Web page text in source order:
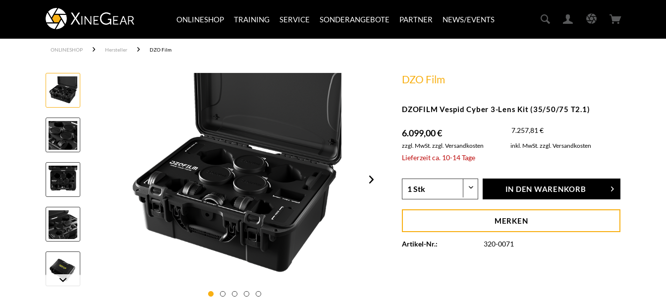
ONLINESHOP TRAINING SERVICE SONDERANGEBOTE PARTNER NEWS/EVENTS
ONLINESHOP Hersteller DZO Film
DZO Film
DZOFILM Vespid Cyber 3-Lens Kit (35/50/75 T2.1)
6.099,00 € 7.257,81 €
zzgl. MwSt.zzgl. Versandkosten inkl. MwSt.zzgl. Versandkosten
Lieferzeit ca. 10-14 Tage
IN DEN WARENKORB
MERKEN
Artikel-Nr.: 320-0071